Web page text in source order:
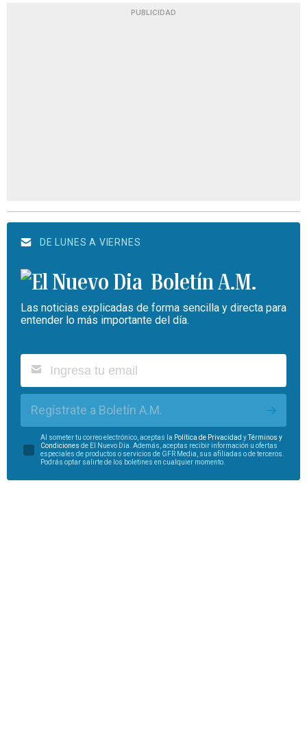
PUBLICIDAD
DE LUNES A VIERNES
Boletín A.M.
Las noticias explicadas de forma sencilla y directa para
entender lo más importante del día.
Regístrate a Boletín A.M.
Al someter tu correo electrónico, aceptas la Política de Privacidad yTérminos y
Condiciones de El Nuevo Día. Además, aceptas recibir información u ofertas
especiales de productos o servicios de GFR Media, sus afiliadas o de terceros.
Podrás optar salirte de los boletines en cualquier momento.